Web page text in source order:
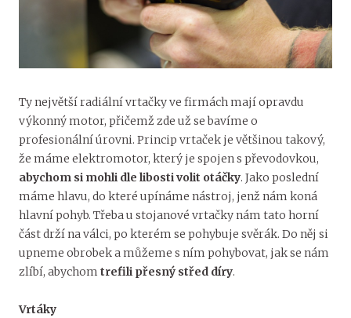
Ty největší radiální vrtačky ve firmách mají opravdu
výkonný motor, přičemž zde už se bavíme o
profesionální úrovni. Princip vrtaček je většinou takový,
že máme elektromotor, který je spojen s převodovkou,
abychom si mohli dle libosti volit otáčky. Jako poslední
máme hlavu, do které upínáme nástroj, jenž nám koná
hlavní pohyb. Třeba u stojanové vrtačky nám tato horní
část drží na válci, po kterém se pohybuje svěrák. Do něj si
upneme obrobek a můžeme s ním pohybovat, jak se nám
zlíbí, abychom trefili přesný střed díry.
Vrtáky